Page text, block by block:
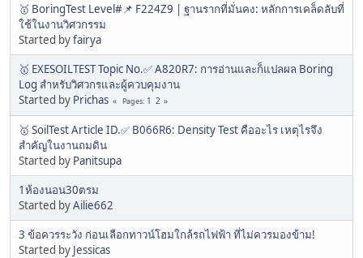
🥇 BoringTest Level#📌 F224Z9 | ฐานรากที่มั่นคง: หลักการเคล็ดลับที่
ใช้ในงานวิศวกรรม
Started byfairya
🥇 EXESOILTEST Topic No.✅ A820R7: การอ่านและก็แปลผล Boring
Log สำหรับวิศวกรและผู้ควบคุมงาน
Started by Prichas Pages 1 2
🥇 SoilTest Article ID.✅ B066R6: Density Test คืออะไร เหตุไรจึง
สำคัญในงานถมดิน
Started by Panitsupa
1ห้องนอน30ตรม
Started byAilie662
3 ข้อควรระวัง ก่อนเลือกทาวน์โฮมใกล้รถไฟฟ้า ที่ไม่ควรมองข้าม!
Started by Jessicas